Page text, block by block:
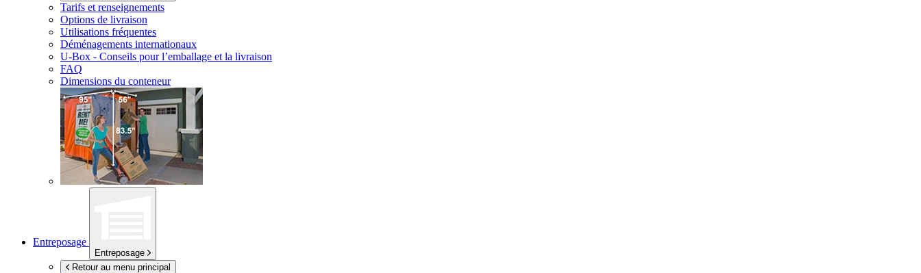
Tarifs et renseignements
Options de livraison
Utilisations fréquentes
Déménagements internationaux
U-Box - Conseils pour l’emballage et la livraison
FAQ
Dimensions du conteneur
Entreposage
Entreposage
Retour au menu principal